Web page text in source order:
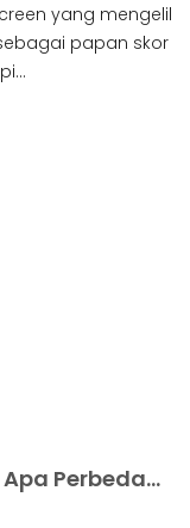
yang mengelil
papan skor
LED Screen VS LCD Video Wall: Apa Perbedaannya & Mana Yang Harus Dipilih.